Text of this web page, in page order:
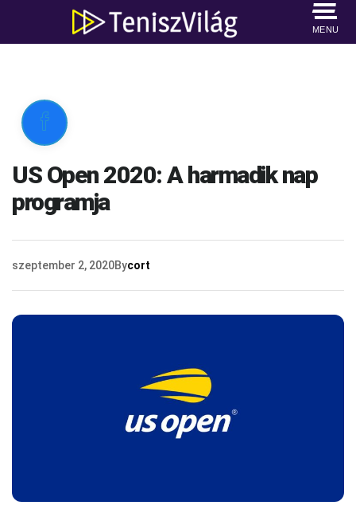
MENU

US Open 2020: A harmadik nap
programja
szeptember 2, 2020Bycort